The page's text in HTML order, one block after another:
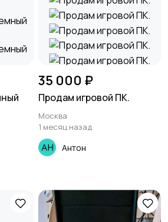
35 000 ₽
Продам игровой ПК.
Москва
1 месяц назад
Антон